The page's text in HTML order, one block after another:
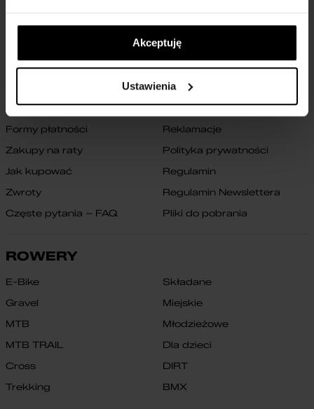
Akceptuję
Ustawienia
Kontakt
Oświadczenie o dostępności
SKLEP
Formy płatności
Zakupy na raty
Jak kupować
Zwroty
Częste pytania – FAQ
Reklamacje
Polityka prywatności
Regulamin
Regulamin Newslettera
Pliki do pobrania
ROWERY
E-Bike
Gravel
MTB
MTB TRAIL
Cross
Trekking
Składane
Miejskie
Młodzieżowe
Dla dzieci
DIRT
BMX